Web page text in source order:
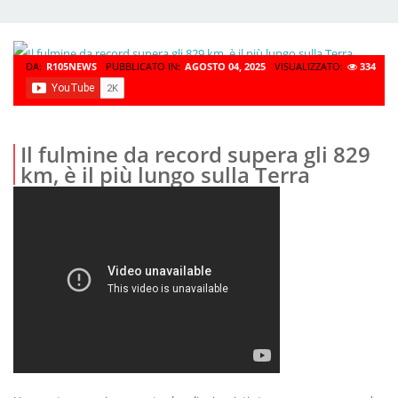
DA: R105NEWS PUBBLICATO IN: AGOSTO 04, 2025 VISUALIZZATO: 334
Il fulmine da record supera gli 829
km, è il più lungo sulla Terra